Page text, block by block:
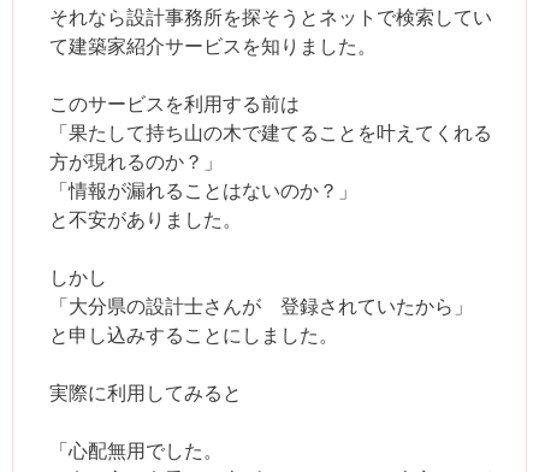
それなら設計事務所を探そうとネットで検索してい
て建築家紹介サービスを知りました。
このサービスを利用する前は
「果たして持ち山の木で建てることを叶えてくれる
方が現れるのか？」
「情報が漏れることはないのか？」
と不安がありました。
しかし
「大分県の設計士さんが 登録されていたから」
と申し込みすることにしました。
実際に利用してみると
「心配無用でした。